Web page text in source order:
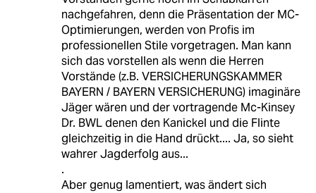
nachgefahren, denn die Präsentation der MC-
Optimierungen, werden von Profis im
professionellen Stile vorgetragen. Man kann
sich das vorstellen als wenn die Herren
Vorstände (z.B. VERSICHERUNGSKAMMER
BAYERN / BAYERN VERSICHERUNG) imaginäre
Jäger wären und der vortragende Mc-Kinsey
Dr. BWL denen den Kanickel und die Flinte
gleichzeitig in die Hand drückt.... Ja, so sieht
wahrer Jagderfolg aus...
.
Aber genug lamentiert, was ändert sich